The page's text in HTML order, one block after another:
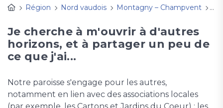
Région
Nord vaudois Montagny – Champvent
Je cherche à m'ouvrir à d'autres
horizons, et à partager un peu de
ce que j'ai...
Notre paroisse s'engage pour les autres,
notamment en lien avec des associations locales